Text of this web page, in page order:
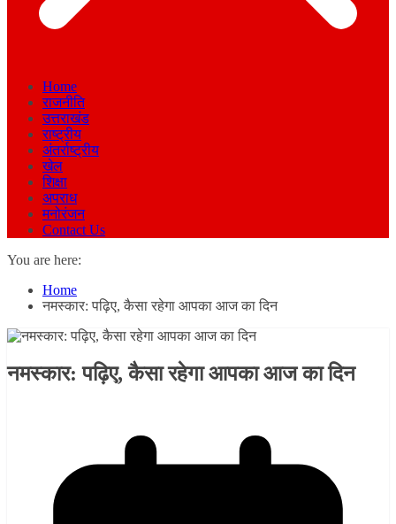
Home
राजनीति
उत्तराखंड
राष्ट्रीय
अंतर्राष्ट्रीय
खेल
शिक्षा
अपराध
मनोरंजन
Contact Us
You are here:
Home
नमस्कार: पढ़िए, कैसा रहेगा आपका आज का दिन
नमस्कार: पढ़िए, कैसा रहेगा आपका आज का दिन